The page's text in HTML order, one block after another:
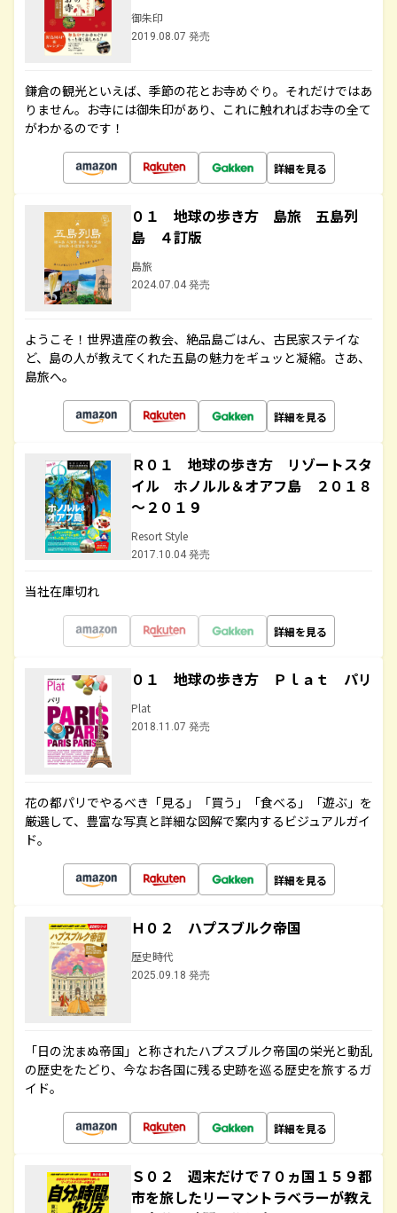
御朱印
2019.08.07 発売
鎌倉の観光といえば、季節の花とお寺めぐり。それだけではあ
りません。お寺には御朱印があり、これに触れればお寺の全て
がわかるのです！
詳細を見る
０１ 地球の歩き方 島旅 五島列
島 ４訂版
島旅
2024.07.04 発売
ようこそ！世界遺産の教会、絶品島ごはん、古民家ステイな
ど、島の人が教えてくれた五島の魅力をギュッと凝縮。さあ、
島旅へ。
詳細を見る
Ｒ０１ 地球の歩き方 リゾートスタ
イル ホノルル＆オアフ島 ２０１８
～２０１９
Resort Style
2017.10.04 発売
当社在庫切れ
詳細を見る
０１ 地球の歩き方 Ｐｌａｔ パリ
Plat
2018.11.07 発売
花の都パリでやるべき「見る」「買う」「食べる」「遊ぶ」を
厳選して、豊富な写真と詳細な図解で案内するビジュアルガイ
ド。
詳細を見る
Ｈ０２ ハプスブルク帝国
歴史時代
2025.09.18 発売
「日の沈まぬ帝国」と称されたハプスブルク帝国の栄光と動乱
の歴史をたどり、今なお各国に残る史跡を巡る歴史を旅するガ
イド。
詳細を見る
Ｓ０２ 週末だけで７０ヵ国１５９都
市を旅したリーマントラベラーが教え